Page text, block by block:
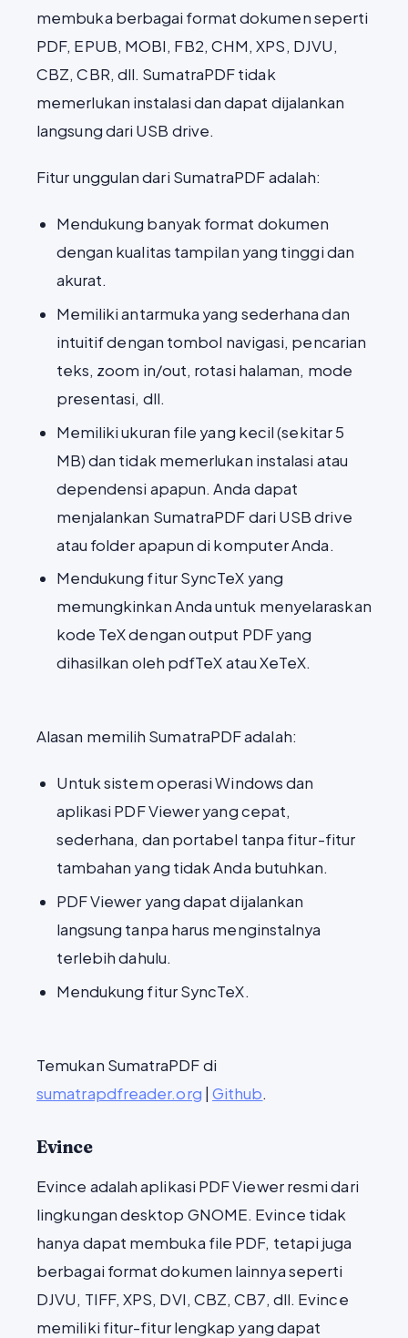
membuka berbagai format dokumen seperti
PDF, EPUB, MOBI, FB2, CHM, XPS, DJVU,
CBZ, CBR, dll. SumatraPDF tidak
memerlukan instalasi dan dapat dijalankan
langsung dari USB drive.
Fitur unggulan dari SumatraPDF adalah:
Mendukung banyak format dokumen
dengan kualitas tampilan yang tinggi dan
akurat.
Memiliki antarmuka yang sederhana dan
intuitif dengan tombol navigasi, pencarian
teks, zoom in/out, rotasi halaman, mode
presentasi, dll.
Memiliki ukuran file yang kecil (sekitar 5
MB) dan tidak memerlukan instalasi atau
dependensi apapun. Anda dapat
menjalankan SumatraPDF dari USB drive
atau folder apapun di komputer Anda.
Mendukung fitur SyncTeX yang
memungkinkan Anda untuk menyelaraskan
kode TeX dengan output PDF yang
dihasilkan oleh pdfTeX atau XeTeX.
Alasan memilih SumatraPDF adalah:
Untuk sistem operasi Windows dan
aplikasi PDF Viewer yang cepat,
sederhana, dan portabel tanpa fitur-fitur
tambahan yang tidak Anda butuhkan.
PDF Viewer yang dapat dijalankan
langsung tanpa harus menginstalnya
terlebih dahulu.
Mendukung fitur SyncTeX.
Temukan SumatraPDF di
sumatrapdfreader.org | Github.
Evince
Evince adalah aplikasi PDF Viewer resmi dari
lingkungan desktop GNOME. Evince tidak
hanya dapat membuka file PDF, tetapi juga
berbagai format dokumen lainnya seperti
DJVU, TIFF, XPS, DVI, CBZ, CB7, dll. Evince
memiliki fitur-fitur lengkap yang dapat